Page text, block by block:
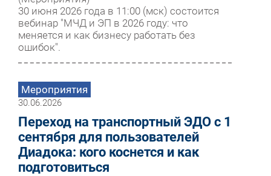
30 июня 2026 года в 11:00 (мск) состоится
вебинар "МЧД и ЭП в 2026 году: что
меняется и как бизнесу работать без
ошибок".
Мероприятия
30.06.2026
Переход на транспортный ЭДО с 1
сентября для пользователей
Диадока: кого коснется и как
подготовиться